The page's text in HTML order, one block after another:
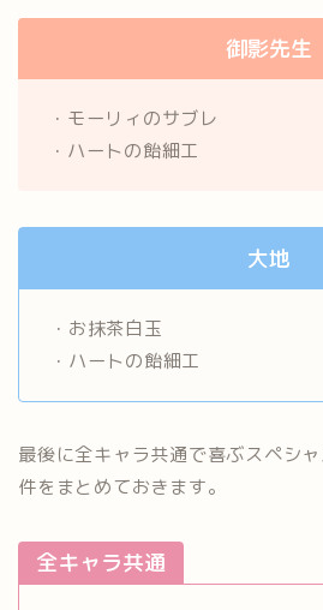
御影先生
・モーリィのサブレ
・ハートの飴細工
大地
・お抹茶白玉
・ハートの飴細工
最後に全キャラ共通で喜ぶスペシ
件をまとめておきます。
全キャラ共通